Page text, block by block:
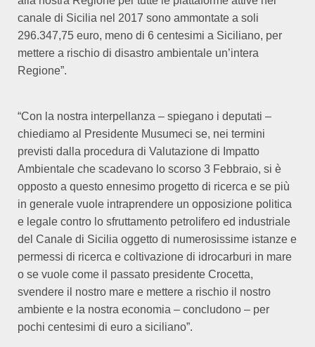
canale di Sicilia nel 2017 sono ammontate a soli
296.347,75 euro, meno di 6 centesimi a Siciliano, per
mettere a rischio di disastro ambientale un’intera
Regione”.
“Con la nostra interpellanza – spiegano i deputati –
chiediamo al Presidente Musumeci se, nei termini
previsti dalla procedura di Valutazione di Impatto
Ambientale che scadevano lo scorso 3 Febbraio, si è
opposto a questo ennesimo progetto di ricerca e se più
in generale vuole intraprendere un opposizione politica
e legale contro lo sfruttamento petrolifero ed industriale
del Canale di Sicilia oggetto di numerosissime istanze e
permessi di ricerca e coltivazione di idrocarburi in mare
o se vuole come il passato presidente Crocetta,
svendere il nostro mare e mettere a rischio il nostro
ambiente e la nostra economia – concludono – per
pochi centesimi di euro a siciliano”.